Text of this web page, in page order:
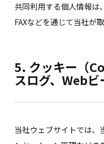
共同利用する個人情報は
FAXなどを通じて当社が
5. クッキー（
スログ、Webビ
当社ウェブサイトでは、